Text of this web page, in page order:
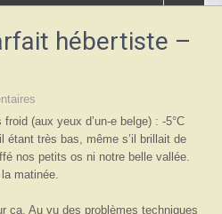
hébertiste –
(aux yeux d’un-e belge) : -5°C
étant très bas, même s’il brillait de
nos petits os ni notre belle vallée.
matinée.
ça. Au vu des problèmes techniques